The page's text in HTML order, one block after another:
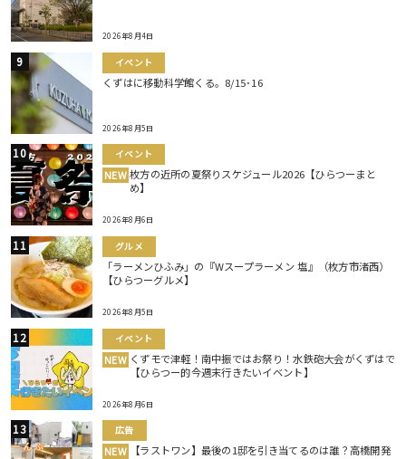
2026年8月4日
イベント
くずはに移動科学館くる。8/15･16
2026年8月5日
イベント
NEW 枚方の近所の夏祭りスケジュール2026【ひらつーまと
め】
2026年8月6日
グルメ
「ラーメンひふみ」の『Wスープラーメン 塩』（枚方市渚西）
【ひらつーグルメ】
2026年8月5日
イベント
NEW くずモで津軽！南中振ではお祭り！水鉄砲大会がくずはで
【ひらつー的今週末行きたいイベント】
2026年8月6日
広告
NEW
【ラストワン】最後の1邸を引き当てるのは誰？高橋開発